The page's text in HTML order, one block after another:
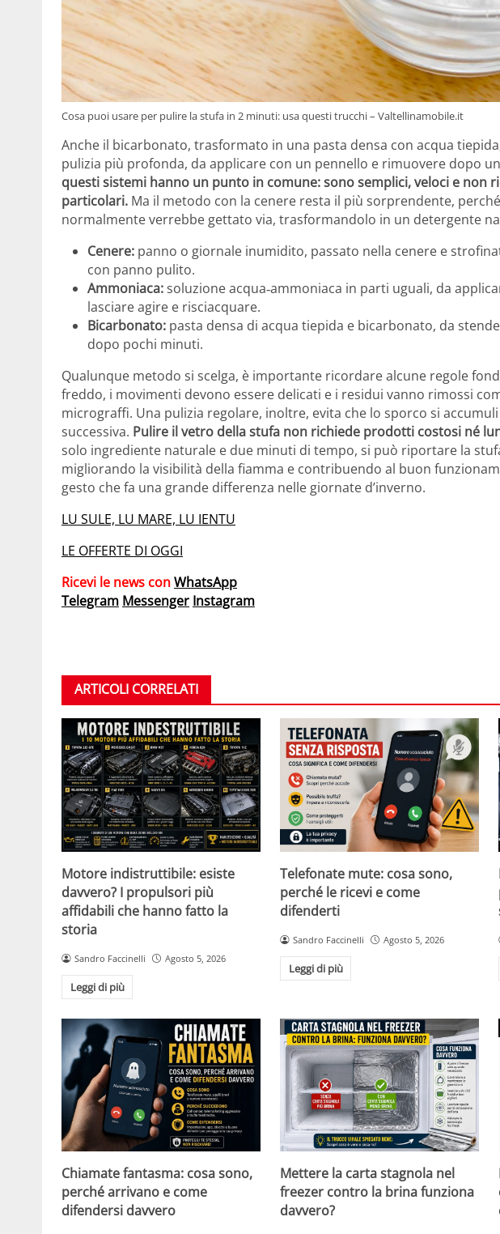
Cosa puoi usare per pulire la stufa in 2 minuti: usa questi trucchi – Valtellinamobile.it
Anche il bicarbonato, trasformato in una pasta densa con acqua
pulizia più profonda, da applicare con un pennello e rimuovere dopo
questi sistemi hanno un punto in comune: sono semplici, veloci e non
particolari. Ma il metodo con la cenere resta il più sorprendente,
normalmente verrebbe gettato via, trasformandolo in un detergente
Cenere: panno o giornale inumidito, passato nella cenere e
con panno pulito.
Ammoniaca:soluzione acqua‑ammoniaca in parti uguali, da
lasciare agire e risciacquare.
Bicarbonato: pasta densa di acqua tiepida e bicarbonato, da
dopo pochi minuti.
Qualunque metodo si scelga, è importante ricordare alcune regole
freddo, i movimenti devono essere delicati e i residui vanno rimossi
micrograffi. Una pulizia regolare, inoltre, evita che lo sporco si
successiva. Pulire il vetro della stufa non richiede prodotti costosi né
solo ingrediente naturale e due minuti di tempo, si può riportare la
migliorando la visibilità della fiamma e contribuendo al buon
gesto che fa una grande differenza nelle giornate d’inverno.
LU SULE, LU MARE, LU IENTU
LE OFFERTE DI OGGI
Ricevi le news conWhatsApp
Telegram Messenger Instagram
ARTICOLI CORRELATI
Motore indistruttibile: esiste
davvero? I propulsori più
affidabili che hanno fatto la
storia
Sandro Faccinelli Agosto 5, 2026
Leggi di più
Telefonate mute: cosa sono,
perché le ricevi e come
difenderti
Sandro Faccinelli Agosto 5, 2026
Leggi di più
Chiamate fantasma: cosa sono,
perché arrivano e come
difendersi davvero
Mettere la carta stagnola nel
freezer contro la brina funziona
davvero?